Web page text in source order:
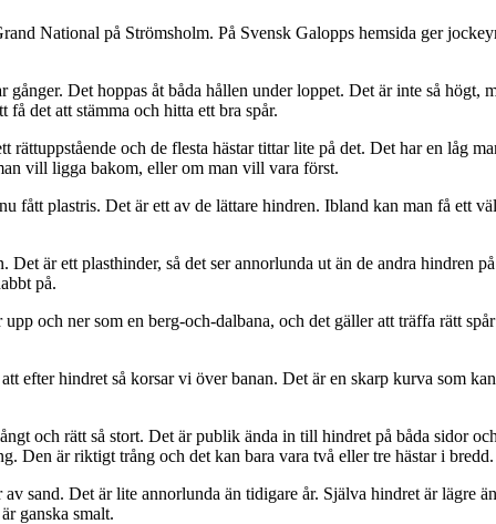
National på Strömsholm. På Svensk Galopps hemsida ger
Det hoppas åt båda hållen under loppet. Det är inte så
det att stämma och hitta ett bra spår.
och de flesta hästar tittar lite på det. Det har en låg
vill ligga bakom, eller om man vill vara först.
fått plastris. Det är ett av de lättare hindren. Ibland kan man få ett
är ett plasthinder, så det ser annorlunda ut än de andra hindren
på.
och ner som en berg-och-dalbana, och det gäller att träffa rätt
efter hindret så korsar vi över banan. Det är en skarp kurva som
och rätt så stort. Det är publik ända in till hindret på båda sidor
Den är riktigt trång och det kan bara vara två eller tre hästar i bredd.
sand. Det är lite annorlunda än tidigare år. Själva hindret är lägre
ganska smalt.